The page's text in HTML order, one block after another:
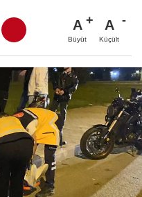
A
Büyüt
A
Küçült